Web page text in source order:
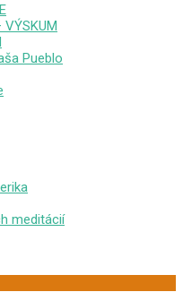
VÝSKUM
Pueblo
meditácií